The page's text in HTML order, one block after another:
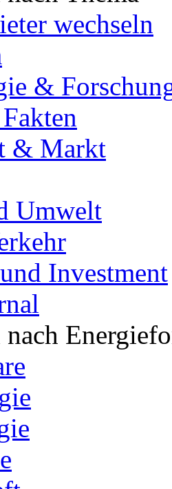
wechseln
&
& Markt
Umwelt
Investment